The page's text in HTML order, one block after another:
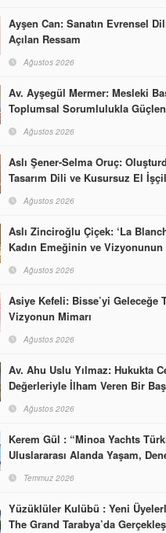
Ayşen Can: Sanatın Evrensel
Açılan Ressam
Ağustos 2026
Av. Ayşegül Mermer: Mesleki
Toplumsal Sorumlulukla
Ağustos 2026
Aslı Şener-Selma Oruç:
Tasarım Dili ve Kusursuz El
Dünyasına İmzalarını Attılar
Ağustos 2026
Aslı Zinciroğlu Çiçek: ‘La
Kadın Emeğinin ve Vizyonunun
Başarabileceğinin En Güzel
Ağustos 2026
Asiye Kefeli: Bisse’yi Geleceğe
Vizyonun Mimarı
Ağustos 2026
Av. Ahu Uslu Yılmaz: Hukukta
Değerleriyle İlham Veren Bir
Ağustos 2026
Kerem Gül : “Minoa Yachts
Uluslararası Alanda Yaşam,
Markası Olacak”
Temmuz 2026
Yüzüklüler Kulübü : Yeni
The Grand Tarabya’da